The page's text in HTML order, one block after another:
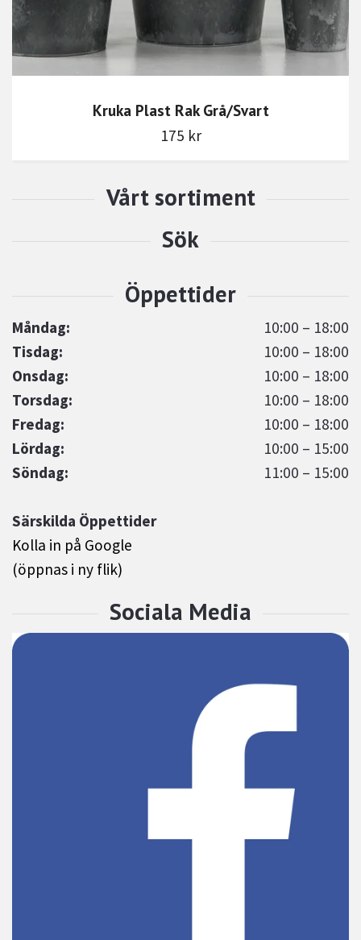
Måndag:
10:00 – 18:00
Tisdag:
10:00 – 18:00
Onsdag:
10:00 – 18:00
Torsdag:
10:00 – 18:00
Fredag:
10:00 – 18:00
Lördag:
10:00 – 15:00
Söndag:
11:00 – 15:00
Särskilda Öppettider
Kolla in på Google
(öppnas i ny flik)
Kruka Plast Rak Grå/Svart
175 kr